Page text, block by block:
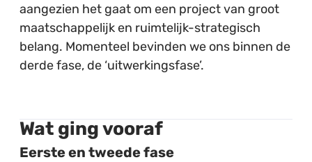
aangezien het gaat om een project van groot
maatschappelijk en ruimtelijk-strategisch
belang. Momenteel bevinden we ons binnen de
derde fase, de ‘uitwerkingsfase’.
Wat ging vooraf
Eerste en tweede fase